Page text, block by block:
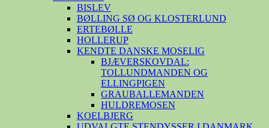
BISLEV
BØLLING SØ OG KLOSTERLUND
ERTEBØLLE
HOLLERUP
KENDTE DANSKE MOSELIG
BJÆVERSKOVDAL:
TOLLUNDMANDEN OG
ELLINGPIGEN
GRAUBALLEMANDEN
HULDREMOSEN
KOELBJERG